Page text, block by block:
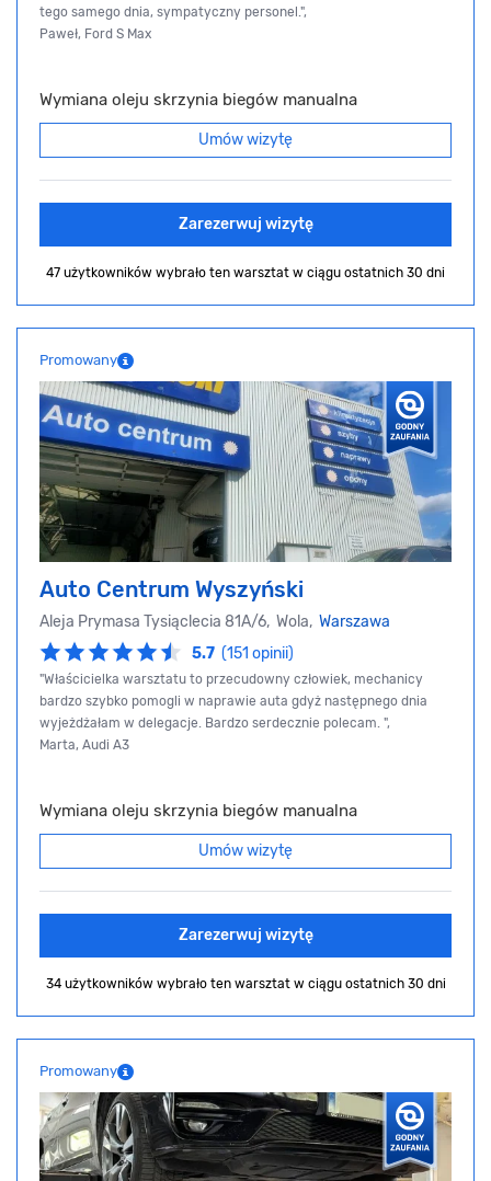
tego samego dnia, sympatyczny personel.",
Paweł, Ford S Max
Wymiana oleju skrzynia biegów manualna
Umów wizytę
Zarezerwuj wizytę
47 użytkowników wybrało ten warsztat w ciągu ostatnich 30 dni
Promowany
Auto Centrum Wyszyński
Aleja Prymasa Tysiąclecia 81A/6, Wola, Warszawa
5.7 (151 opinii)
"Właścicielka warsztatu to przecudowny człowiek, mechanicy
bardzo szybko pomogli w naprawie auta gdyż następnego dnia
wyjeżdżałam w delegacje. Bardzo serdecznie polecam. ",
Marta, Audi A3
Wymiana oleju skrzynia biegów manualna
Umów wizytę
Zarezerwuj wizytę
34 użytkowników wybrało ten warsztat w ciągu ostatnich 30 dni
Promowany